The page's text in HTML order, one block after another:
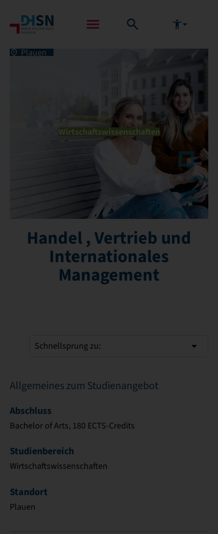
Plauen
Wirtschaftswissenschaften
Handel , Vertrieb und
Internationales
Management
Schnellsprung zu:
Allgemeines zum Studienangebot
Abschluss
Bachelor of Arts, 180 ECTS-Credits
Studienbereich
Wirtschaftswissenschaften
Standort
Plauen